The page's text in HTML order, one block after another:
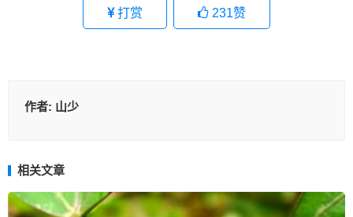
打赏 231赞
作者: 山少
相关文章